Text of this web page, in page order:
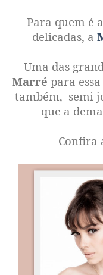
Para quem é
delicadas, a
Uma das
Marré para
também, semi
que a
Confira